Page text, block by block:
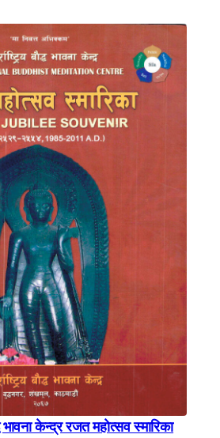
भावना केन्द्र रजत महाेत्सव स्मारिका